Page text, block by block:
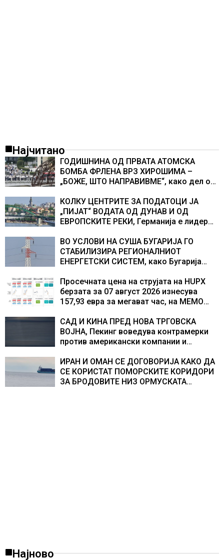
Најчитано
ГОДИШНИНА ОД ПРВАТА АТОМСКА
БОМБА ФРЛЕНА ВРЗ ХИРОШИМА –
„БОЖЕ, ШТО НАПРАВИВМЕ“, како дел од
учесниците во бомбардирањето го
доживуваа овој настан што го промени
текот на историјата
КОЛКУ ЦЕНТРИТЕ ЗА ПОДАТОЦИ ЈА
„ПИЈАТ“ ВОДАТА ОД ДУНАВ И ОД
ЕВРОПСКИТЕ РЕКИ, Германија е лидер
центри за податоци
ВО УСЛОВИ НА СУША БУГАРИЈА ГО
СТАБИЛИЗИРА РЕГИОНАЛНИОТ
ЕНЕРГЕТСКИ СИСТЕМ, како Бугарија
складирање на енергија од батерии
Просечната цена на струјата на HUPX
берзата за 07 август 2026 изнесува
157,93 евра за мегават час, на МЕМО
САД И КИНА ПРЕД НОВА ТРГОВСКА
ВОЈНА, Пекинг воведува контрамерки
против американски компании и
ИРАН И ОМАН СЕ ДОГОВОРИЈА КАКО ДА
СЕ КОРИСТАТ ПОМОРСКИТЕ КОРИДОРИ
ЗА БРОДОВИТЕ НИЗ ОРМУСКАТА
Најново